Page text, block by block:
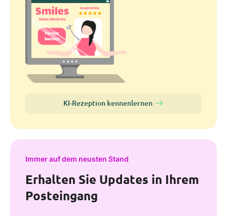
KI-Rezeption kennenlernen
Immer auf dem neusten Stand
Erhalten Sie Updates in Ihrem
Posteingang